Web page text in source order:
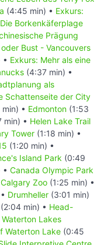
(4:45 min) • Exkurs:
Borkenkäferplage
Prägung
Bust - Vancouvers
• Exkurs: Mehr als eine
(4:37 min) •
als
Schattenseite der City
• Edmonton (1:53
min) • Helen Lake Trail
Tower (1:18 min) •
(1:20 min) •
Island Park (0:49
• Canada Olympic Park
Calgary Zoo (1:25 min) •
Drumheller (3:01 min)
(2:04 min) • Head-
Waterton Lakes
Waterton Lake (0:45